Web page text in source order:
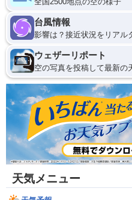
台風情報
影響は？接近状況をリアル
ウェザーリポート
空の写真を投稿して最新の
天気メニュー